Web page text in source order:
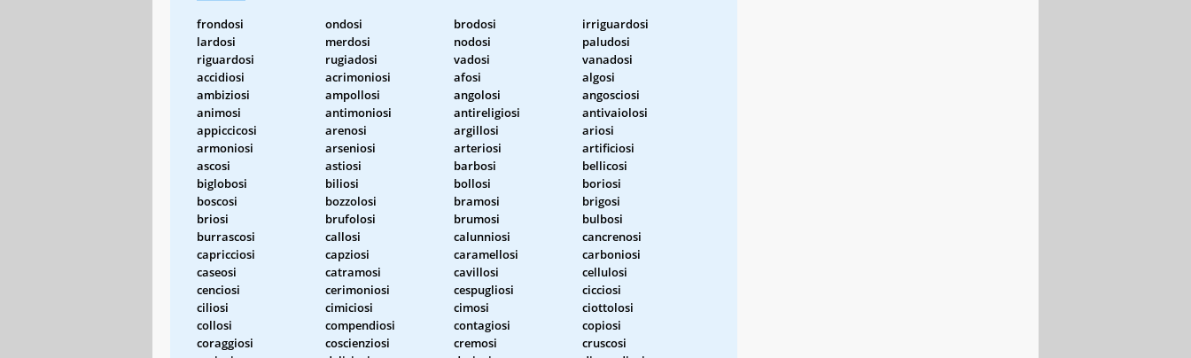
frondosi ondosi brodosi
irriguardosi
lardosi
merdosi nodosi
paludosi
riguardosi
rugiadosi vadosi
vanadosi
accidiosi
acrimoniosi afosi
algosi
ambiziosi
ampollosi angolosi
angosciosi
animosi
antimoniosi antireligiosi
antivaiolosi
appiccicosi
arenosi argillosi
ariosi
armoniosi
arseniosi arteriosi
artificiosi
ascosi
astiosi barbosi
bellicosi
biglobosi
biliosi bollosi
boriosi
boscosi
bozzolosi bramosi
brigosi
briosi
brufolosi brumosi
bulbosi
burrascosi
callosi calunniosi
cancrenosi
capricciosi
capziosi caramellosi
carboniosi
caseosi
catramosi cavillosi
cellulosi
cenciosi
cerimoniosi cespugliosi
cicciosi
ciliosi
cimiciosi cimosi
ciottolosi
collosi
compendiosi contagiosi
copiosi
coraggiosi
coscienziosi cremosi
cruscosi